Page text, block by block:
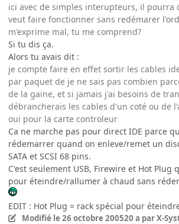
ici avec de simples interupteurs, il pourra
veut faire fonctionner sans redémarer
m'exprime mal, tu me comprend?
Si tu dis ça.
Alors tu avais dit :
je compte faire en effet sortir les cables
par paquet de je ne sais pas combien
de la gaine, et si jamais j'ai besoins de
débrancherais les cables d'un coté ou de
oui pour la carte controleur
Ca ne marche pas pour direct IDE parce
rédemarrer quand on enleve/remet un
SATA et SCSI 68 pins.
C'est seulement USB, Firewire et Hot Plug
pour éteindre/rallumer à chaud sans
EDIT : Hot Plug = rack spécial pour
Modifié le 26 octobre 200520 a par X-